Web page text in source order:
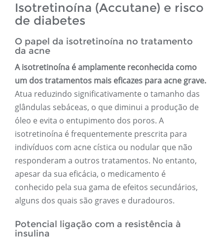
Isotretinoína (Accutane) e risco
de diabetes
O papel da isotretinoína no tratamento
da acne
A isotretinoína é amplamente reconhecida como
um dos tratamentos mais eficazes para acne grave.
Atua reduzindo significativamente o tamanho das
glândulas sebáceas, o que diminui a produção de
óleo e evita o entupimento dos poros. A
isotretinoína é frequentemente prescrita para
indivíduos com acne cística ou nodular que não
responderam a outros tratamentos. No entanto,
apesar da sua eficácia, o medicamento é
conhecido pela sua gama de efeitos secundários,
alguns dos quais são graves e duradouros.
Potencial ligação com a resistência à
insulina